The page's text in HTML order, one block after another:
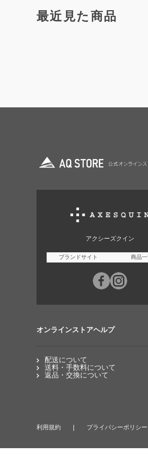
最近見た商品
アクシーズクイン
ブランドサイト 商品
オンラインストアヘルプ
配送について
送料・手数料について
返品・交換について
利用規約 プライバシーポリシー